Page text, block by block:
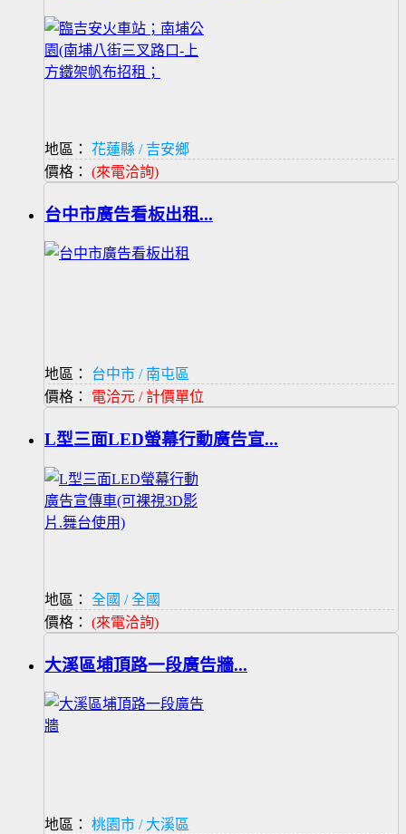
地區：
花蓮縣 / 吉安鄉
價格： (來電洽詢)
台中市廣告看板出租...
地區：
台中市 / 南屯區
價格： 電洽元 / 計價單位
L型三面LED螢幕行動廣告宣...
地區：
全國 / 全國
價格： (來電洽詢)
大溪區埔頂路一段廣告牆...
地區：
桃園市 / 大溪區